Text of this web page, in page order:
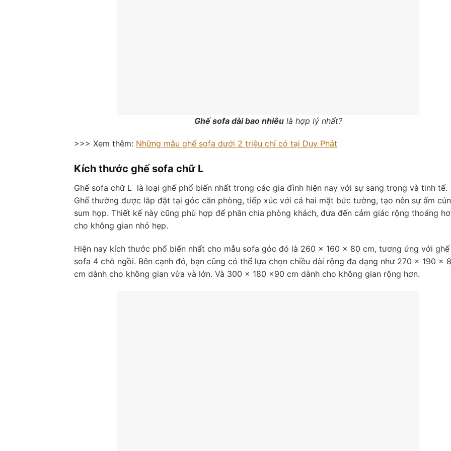
Ghế sofa dài bao nhiêu là hợp lý nhất?
>>> Xem thêm: Những mẫu ghế sofa dưới 2 triệu chỉ có tại Duy Phát
Kích thước ghế sofa chữ L
Ghế sofa chữ L là loại ghế phổ biến nhất trong các gia đình hiện nay với sự sang trọng và tinh tế.
Ghế thường được lắp đặt tại góc căn phòng, tiếp xúc với cả hai mặt bức tường, tạo nên sự ấm
sum họp. Thiết kế này cũng phù hợp để phân chia phòng khách, đưa đến cảm giác rộng thoáng
cho không gian nhỏ hẹp.
Hiện nay kích thước phổ biến nhất cho mẫu sofa góc đó là 260 x 160 x 80 cm, tương ứng với ghế
sofa 4 chỗ ngồi. Bên cạnh đó, bạn cũng có thể lựa chọn chiều dài rộng đa dạng như 270 x 190 x
cm dành cho không gian vừa và lớn. Và 300 x 180 x90 cm dành cho không gian rộng hơn.